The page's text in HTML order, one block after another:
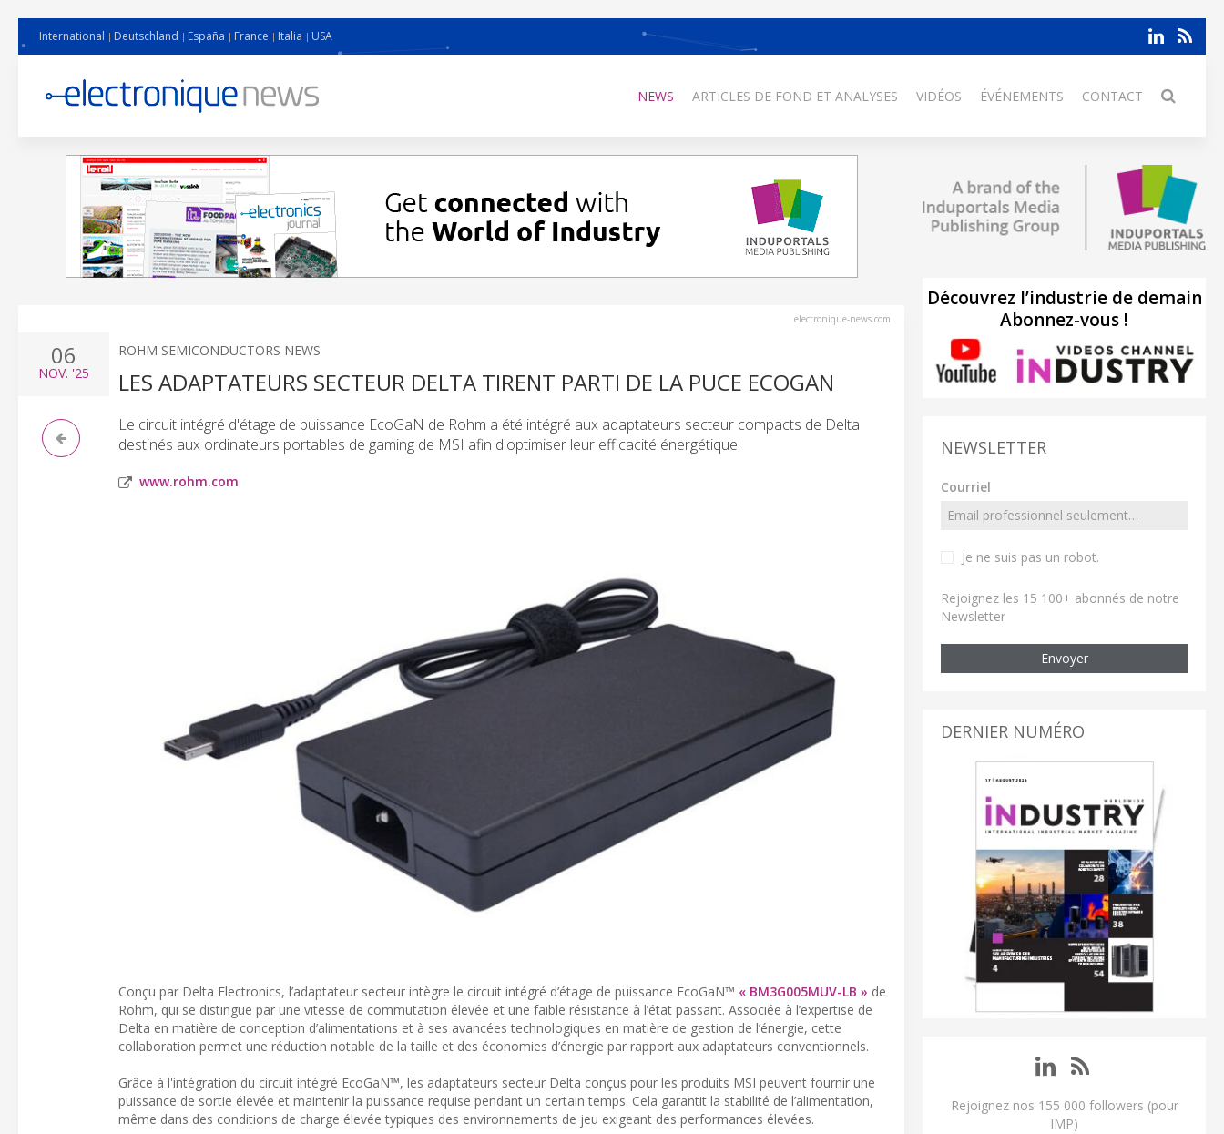
International Deutschland España France Italia USA
NEWS ARTICLES DE FOND ET ANALYSES VIDÉOS ÉVÉNEMENTS CONTACT
electronique-news.com
06
NOV. '25
ROHM SEMICONDUCTORS NEWS
LES ADAPTATEURS SECTEUR DELTA TIRENT PARTI DE LA PUCE ECOGAN
Le circuit intégré d'étage de puissance EcoGaN de Rohm a été intégré aux adaptateurs secteur compacts de Delta
destinés aux ordinateurs portables de gaming de MSI afin d'optimiser leur efficacité énergétique.
www.rohm.com
Conçu par Delta Electronics, l’adaptateur secteur intègre le circuit intégré d’étage de puissance EcoGaN™ « BM3G005MUV-LB » de
Rohm, qui se distingue par une vitesse de commutation élevée et une faible résistance à l’état passant. Associée à l’expertise de
Delta en matière de conception d’alimentations et à ses avancées technologiques en matière de gestion de l’énergie, cette
collaboration permet une réduction notable de la taille et des économies d’énergie par rapport aux adaptateurs conventionnels.
Grâce à l'intégration du circuit intégré EcoGaN™, les adaptateurs secteur Delta conçus pour les produits MSI peuvent fournir une
puissance de sortie élevée et maintenir la puissance requise pendant un certain temps. Cela garantit la stabilité de l’alimentation,
même dans des conditions de charge élevée typiques des environnements de jeu exigeant des performances élevées.
Découvrez l’industrie de demain
Abonnez-vous !
NEWSLETTER
Courriel
Je ne suis pas un robot.
Rejoignez les 15 100+ abonnés de notre
Newsletter
Envoyer
DERNIER NUMÉRO
Rejoignez nos 155 000 followers (pour
IMP)